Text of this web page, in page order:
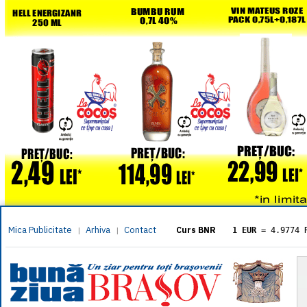
Mica Publicitate | Arhiva | Contact Curs BNR 1 EUR = 4.9774
= 5.8304
1 XAU= 464.4611
1 AED= 1.1933
1 AUD= 2.7957
1 BGN= 2.5449